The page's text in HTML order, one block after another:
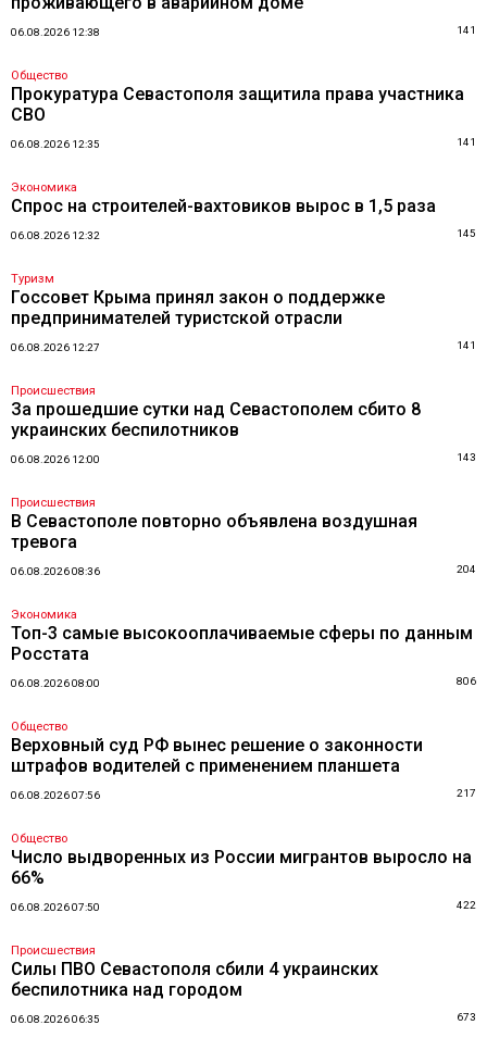
06.08.2026 12:38 141
Общество
Прокуратура Севастополя защитила права участника
СВО
06.08.2026 12:35 141
Экономика
Спрос на строителей-вахтовиков вырос в 1,5 раза
06.08.2026 12:32 145
Туризм
Госсовет Крыма принял закон о поддержке
предпринимателей туристской отрасли
06.08.2026 12:27 141
Происшествия
За прошедшие сутки над Севастополем сбито 8
украинских беспилотников
06.08.2026 12:00 143
Происшествия
В Севастополе повторно объявлена воздушная
тревога
06.08.2026 08:36 204
Экономика
Топ-3 самые высокооплачиваемые сферы по данным
Росстата
06.08.2026 08:00 806
Общество
Верховный суд РФ вынес решение о законности
штрафов водителей с применением планшета
06.08.2026 07:56 217
Общество
Число выдворенных из России мигрантов выросло на
66%
06.08.2026 07:50 422
Происшествия
Силы ПВО Севастополя сбили 4 украинских
беспилотника над городом
06.08.2026 06:35 673